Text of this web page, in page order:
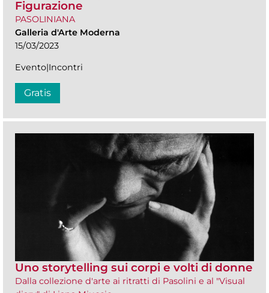
Figurazione
PASOLINIANA
Galleria d'Arte Moderna
15/03/2023
Evento|Incontri
Gratis
Uno storytelling sui corpi e volti di donne
Dalla collezione d'arte ai ritratti di Pasolini e al "Visual